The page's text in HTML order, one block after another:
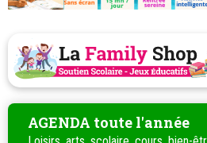
AGENDA toute l'année